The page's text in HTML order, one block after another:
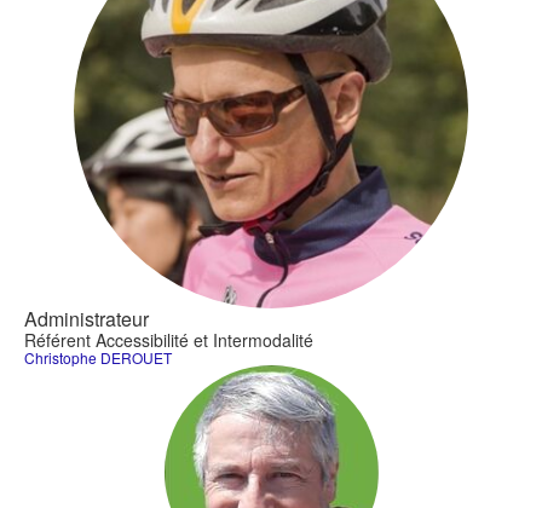
Administrateur
Référent Accessibilité et Intermodalité
Christophe DEROUET